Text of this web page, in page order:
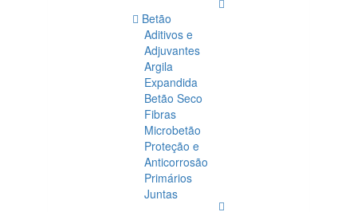
Betão
Aditivos e
Adjuvantes
Argila
Expandida
Betão Seco
Fibras
Microbetão
Proteção e
Anticorrosão
Primários
Juntas